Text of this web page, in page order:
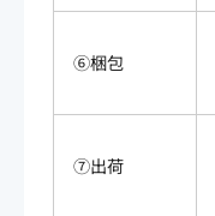
⑥梱包
⑦出荷